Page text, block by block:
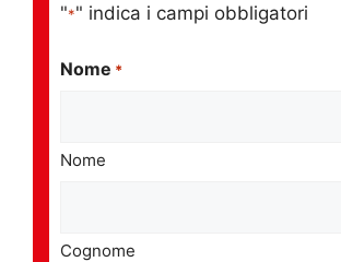
"*" indica i campi obbligatori
Nome *
Nome
Cognome